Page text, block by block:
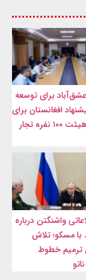
برای توسعه
افغانستان برای
میزبانی از هیئت ۱۰۰ نفره تجار
واشنگتن درباره
با مسکو؛ تلاش
ترمیم خطوط